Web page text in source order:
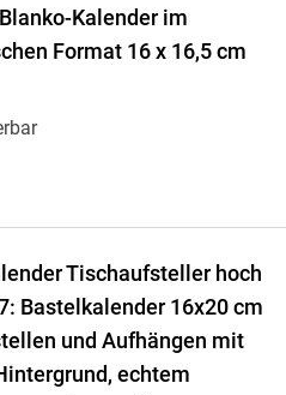
Kalender im
Format 16 x 16,5 cm
Tischaufsteller hoch
Bastelkalender 16x20 cm
und Aufhängen mit
echtem